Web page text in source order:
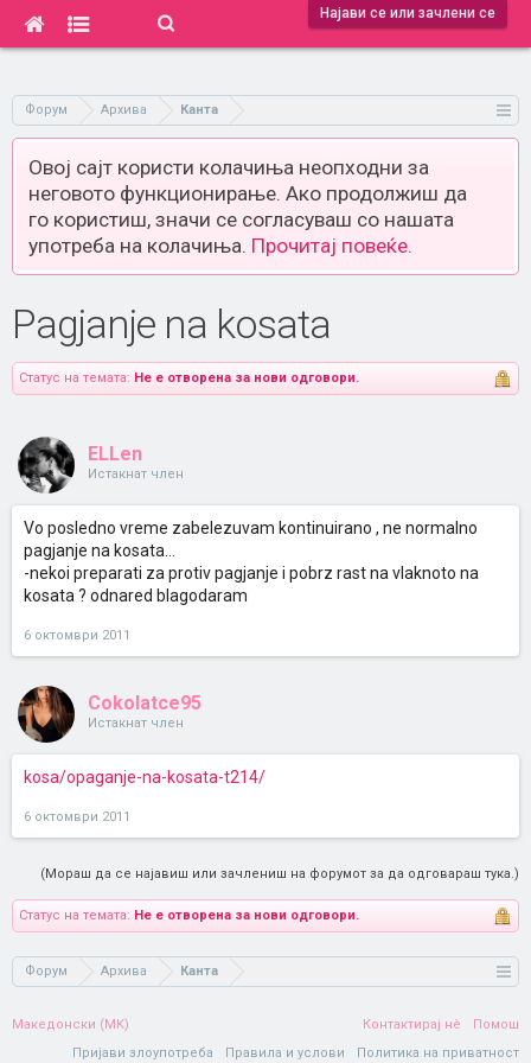
Најави се или зачлени се
Форум Архива Канта
Овој сајт користи колачиња неопходни за
неговото функционирање. Ако продолжиш да
го користиш, значи се согласуваш со нашата
употреба на колачиња. Прочитај повеќе.
Pagjanje na kosata
Статус на темата: Не е отворена за нови одговори.
ELLen
Истакнат член
Vo posledno vreme zabelezuvam kontinuirano , ne normalno
pagjanje na kosata...
-nekoi preparati za protiv pagjanje i pobrz rast na vlaknoto na
kosata ? odnared blagodaram
6 октомври 2011
Cokolatce95
Истакнат член
kosa/opaganje-na-kosata-t214/
6 октомври 2011
(Мораш да се најавиш или зачлениш на форумот за да одговараш тука.)
Статус на темата: Не е отворена за нови одговори.
Форум Архива Канта
Македонски (MK) Контактирај нè
Помош
Пријави злоупотреба
Правила и услови
Политика на приватност